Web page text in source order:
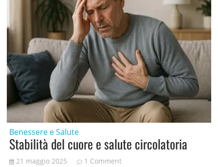
Benessere e Salute
Stabilità del cuore e salute circolatoria
21 maggio 2025 1 Comment